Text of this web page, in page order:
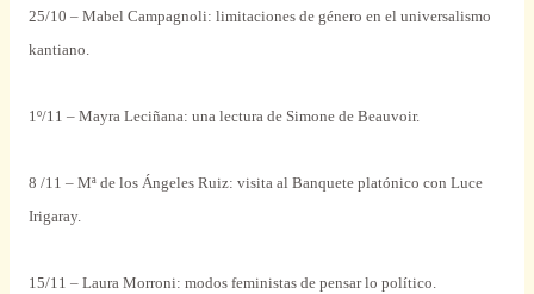
25/10 – Mabel Campagnoli: limitaciones de género en el universalismo
kantiano.
1º/11 – Mayra Leciñana: una lectura de Simone de Beauvoir.
8 /11 – Mª de los Ángeles Ruiz: visita al Banquete platónico con Luce
Irigaray.
15/11 – Laura Morroni: modos feministas de pensar lo político.